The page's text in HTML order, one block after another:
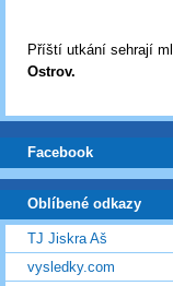
Příští utkání sehrají
Ostrov.
Facebook
Oblíbené odkazy
TJ Jiskra Aš
vysledky.com